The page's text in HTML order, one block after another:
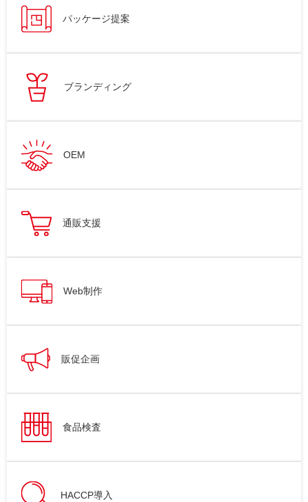
パッケージ提案
ブランディング
OEM
通販支援
Web制作
販促企画
食品検査
HACCP導入